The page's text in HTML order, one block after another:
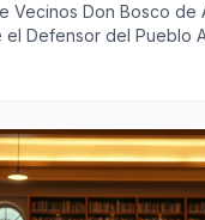
Vecinos Don Bosco de
el Defensor del Pueblo
Ayuntamiento a sus